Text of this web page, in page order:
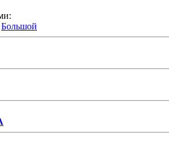
Большой